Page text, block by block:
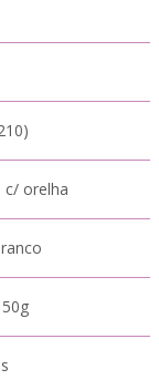
c/ orelha